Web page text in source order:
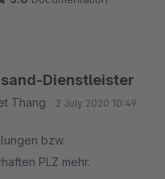
Dienstleister
Thang 2 July 2020 10:49
bzw.
Fehlerhaften PLZ mehr.